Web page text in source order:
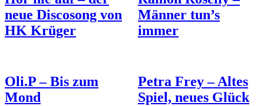
neue Discosong von
HK Krüger
Männer tun’s
immer
Oli.P – Bis zum
Mond
Petra Frey – Altes
Spiel, neues Glück